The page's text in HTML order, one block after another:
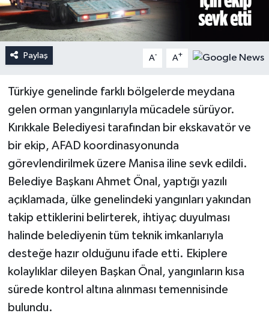
Paylaş A- A+
Türkiye genelinde farklı bölgelerde meydana
gelen orman yangınlarıyla mücadele sürüyor.
Kırıkkale Belediyesi tarafından bir ekskavatör ve
bir ekip, AFAD koordinasyonunda
görevlendirilmek üzere Manisa iline sevk edildi.
Belediye Başkanı Ahmet Önal, yaptığı yazılı
açıklamada, ülke genelindeki yangınları yakından
takip ettiklerini belirterek, ihtiyaç duyulması
halinde belediyenin tüm teknik imkanlarıyla
desteğe hazır olduğunu ifade etti. Ekiplere
kolaylıklar dileyen Başkan Önal, yangınların kısa
sürede kontrol altına alınması temennisinde
bulundu.